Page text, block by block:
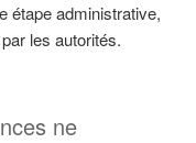
étape administrative,
les autorités.
ne